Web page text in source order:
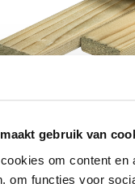
gebruik van
om content en
om functies voor